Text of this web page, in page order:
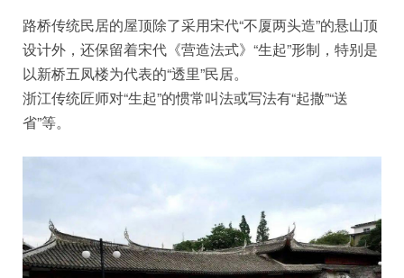
路桥传统民居的屋顶除了采用宋代“不厦两头造”的悬山顶
设计外，还保留着宋代《营造法式》“生起”形制，特别是
以新桥五凤楼为代表的“透里”民居。
浙江传统匠师对“生起”的惯常叫法或写法有“起撒”“送
省”等。